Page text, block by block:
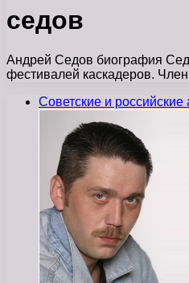
седов
Андрей Седов биография
фестивалей каскадеров.
Советские и российские